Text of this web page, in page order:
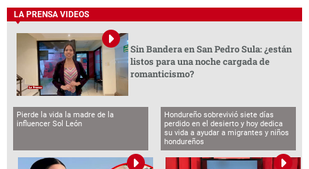
LA PRENSA VIDEOS
Sin Bandera en San Pedro Sula: ¿están
listos para una noche cargada de
romanticismo?
Pierde la vida la madre de la
influencer Sol León
Hondureño sobrevivió siete días
perdido en el desierto y hoy dedica
su vida a ayudar a migrantes y niños
hondureños